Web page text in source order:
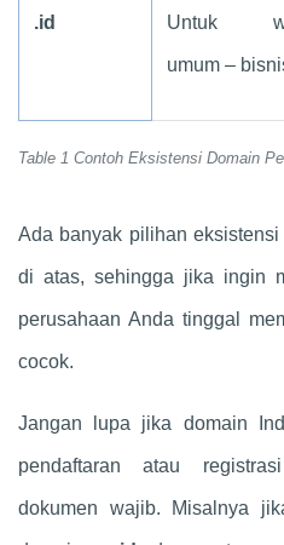
Table 1 Contoh Eksistensi Domain
.id Untuk
umum –
Ada banyak pilihan
di atas, sehingga jika ingin
perusahaan Anda tinggal
cocok.
Jangan lupa jika domain
pendaftaran atau
dokumen wajib. Misalnya